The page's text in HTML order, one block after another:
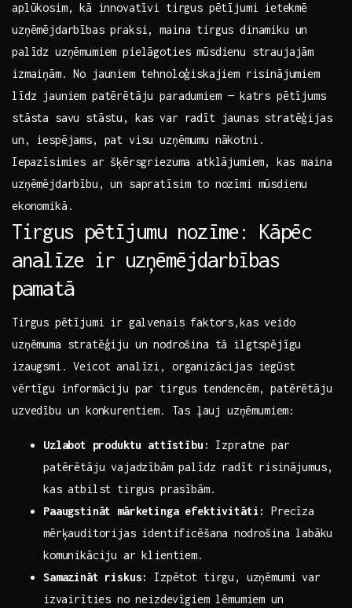
aplūkosim, kā ⁤innovatīvi​ tirgus pētījumi ⁣ietekmē
uzņēmējdarbības praksi, maina tirgus dinamiku un
palīdz uzņēmumiem pielāgoties mūsdienu straujajām
izmaiņām. No jauniem⁢ tehnoloģiskajiem risinājumiem
līdz jauniem patērētāju ​paradumiem ⁣— katrs pētījums
stāsta savu stāstu, kas ‌var radīt jaunas stratēģijas
un, iespējams, pat visu​ uzņēmumu nākotni.
⁣Iepazīsimies ar šķērsgriezuma atklājumiem,⁤ kas maina
uzņēmējdarbību, un ​sapratīsim to nozīmi mūsdienu‍
ekonomikā.
Tirgus pētījumu nozīme: Kāpēc
analīze ir ⁣uzņēmējdarbības
pamatā
Tirgus⁤ pētījumi ir galvenais faktors,kas veido
uzņēmuma stratēģiju un⁤ nodrošina tā ilgtspējīgu
izaugsmi. Veicot analīzi, organizācijas iegūst
vērtīgu informāciju par‌ tirgus tendencēm, patērētāju
uzvedību un⁣ konkurentiem. ⁢Tas⁢ ļauj ​uzņēmumiem:
Uzlabot ⁢produktu attīstību:
Izpratne par
patērētāju vajadzībām palīdz‌ radīt risinājumus,
kas atbilst tirgus prasībām.
Paaugstināt mārketinga efektivitāti:
Precīza
mērķauditorijas identificēšana nodrošina⁣ labāku
komunikāciju ar klientiem.
Samazināt riskus:
Izpētot tirgu, uzņēmumi var
⁣izvairīties no neizdevīgiem lēmumiem un